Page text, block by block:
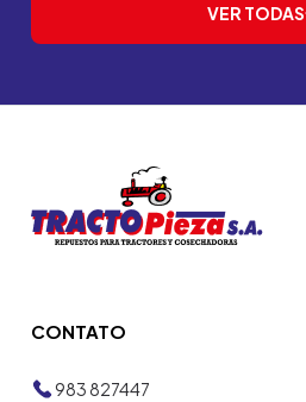
VER TODAS
CONTATO
983 827447